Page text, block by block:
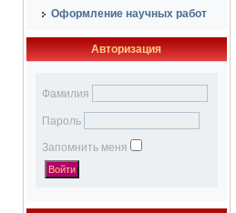
Оформление научных работ
Авторизация
Фамилия
Пароль
Запомнить меня